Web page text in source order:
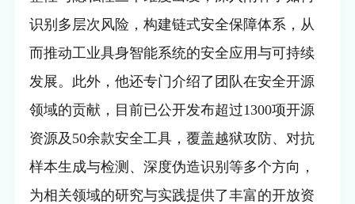
识别多层次风险，构建链式安全保障体系，从
而推动工业具身智能系统的安全应用与可持续
发展。此外，他还专门介绍了团队在安全开源
领域的贡献，目前已公开发布超过1300项开源
资源及 50余款安全工具，覆盖越狱攻防、对抗
样本生成与检测、深度伪造识别等多个方向，
为相关领域的研究与实践提供了丰富的开放资